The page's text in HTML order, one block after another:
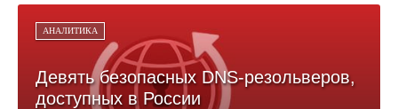
АНАЛИТИКА
Девять безопасных DNS-резольверов,
доступных в России